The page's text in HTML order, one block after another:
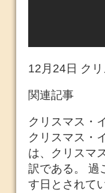
12月24日 ク
関連記事
クリスマス・
クリスマス・
は、クリスマ
訳である。 過
す日とされて